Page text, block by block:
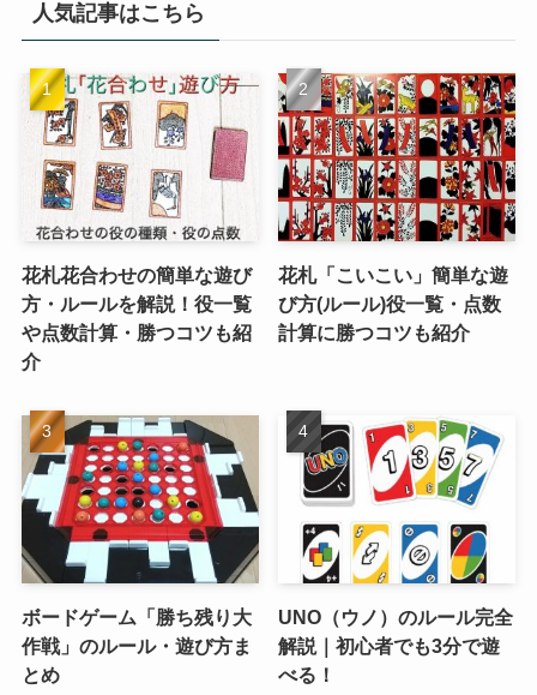
人気記事はこちら
花札花合わせの簡単な遊び
方・ルールを解説！役一覧
や点数計算・勝つコツも紹
介
花札「こいこい」簡単な遊
び方(ルール)役一覧・点数
計算に勝つコツも紹介
ボードゲーム「勝ち残り大
作戦」のルール・遊び方ま
とめ
UNO（ウノ）のルール完全
解説｜初心者でも3分で遊
べる！